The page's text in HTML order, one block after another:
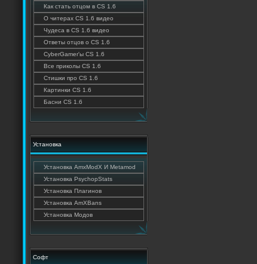
Как стать отцом в CS 1.6
О читерах CS 1.6 видео
Чудеса в CS 1.6 видео
Ответы отцов о CS 1.6
CyberGamer'ы CS 1.6
Все приколы CS 1.6
Стишки про CS 1.6
Картинки CS 1.6
Басни CS 1.6
Установка
Установка AmxModX И Metamod
Установка PsychopStats
Установка Плагинов
Установка AmXBans
Установка Модов
Софт